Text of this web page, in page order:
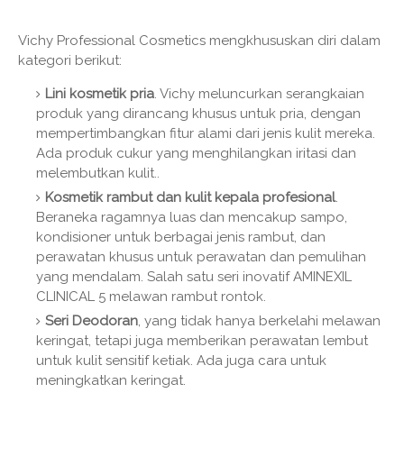
Vichy Professional Cosmetics mengkhususkan diri dalam
kategori berikut:
Lini kosmetik pria. Vichy meluncurkan serangkaian
produk yang dirancang khusus untuk pria, dengan
mempertimbangkan fitur alami dari jenis kulit mereka.
Ada produk cukur yang menghilangkan iritasi dan
melembutkan kulit..
Kosmetik rambut dan kulit kepala profesional.
Beraneka ragamnya luas dan mencakup sampo,
kondisioner untuk berbagai jenis rambut, dan
perawatan khusus untuk perawatan dan pemulihan
yang mendalam. Salah satu seri inovatif AMINEXIL
CLINICAL 5 melawan rambut rontok.
Seri Deodoran, yang tidak hanya berkelahi melawan
keringat, tetapi juga memberikan perawatan lembut
untuk kulit sensitif ketiak. Ada juga cara untuk
meningkatkan keringat.